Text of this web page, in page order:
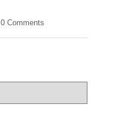
0 Comments